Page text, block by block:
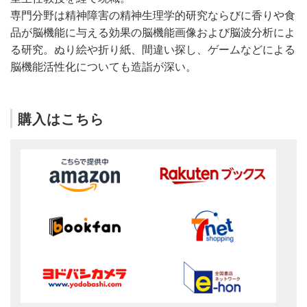
専門分野は精神障害の精神生理学的研究ならびに香りや食
品が脳機能に与える効果の脳機能画像および脳波分析によ
る研究。ぬり絵や折り紙、間違い探し、ゲームなどによる
脳機能活性化についても造詣が深い。
購入はこちら